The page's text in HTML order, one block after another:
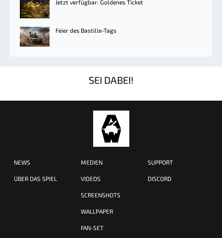
Jetzt verfügbar: Goldenes Ticket
Feier des Bastille-Tags
SEI DABEI!
NEWS
ÜBER DAS SPIEL
MEDIEN
VIDEOS
SCREENSHOTS
WALLPAPER
FAN-SET
SUPPORT
DISCORD